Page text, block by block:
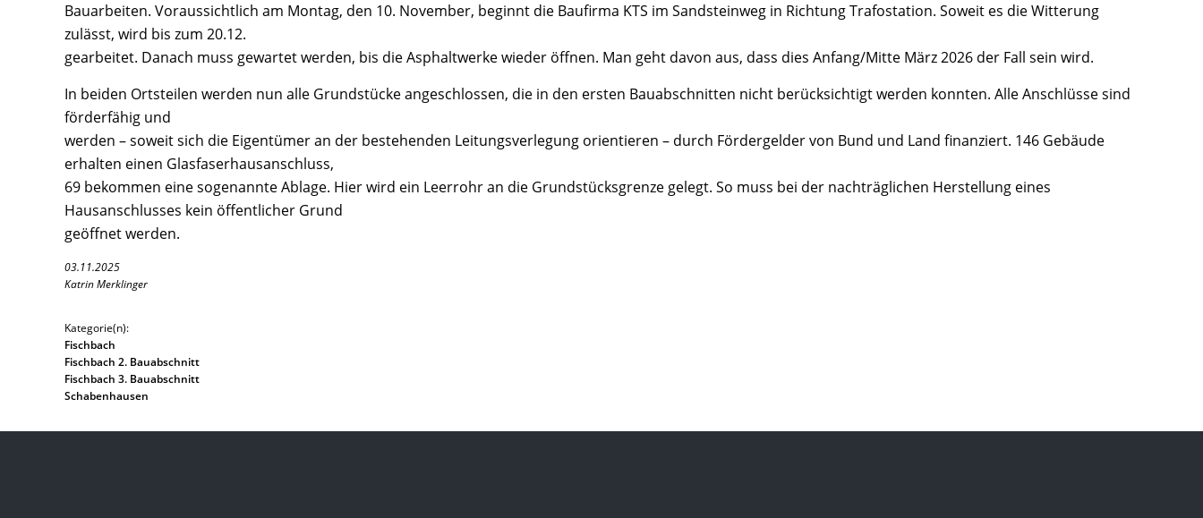
Bauarbeiten. Voraussichtlich am Montag, den 10. November, beginnt die Baufirma KTS im Sandsteinweg in Richtung Trafostation. Soweit es die Witterung
zulässt, wird bis zum 20.12.
gearbeitet. Danach muss gewartet werden, bis die Asphaltwerke wieder öffnen. Man geht davon aus, dass dies Anfang/Mitte März 2026 der Fall sein wird.
In beiden Ortsteilen werden nun alle Grundstücke angeschlossen, die in den ersten Bauabschnitten nicht berücksichtigt werden konnten. Alle Anschlüsse sind
förderfähig und
werden – soweit sich die Eigentümer an der bestehenden Leitungsverlegung orientieren – durch Fördergelder von Bund und Land finanziert. 146 Gebäude
erhalten einen Glasfaserhausanschluss,
69 bekommen eine sogenannte Ablage. Hier wird ein Leerrohr an die Grundstücksgrenze gelegt. So muss bei der nachträglichen Herstellung eines
Hausanschlusses kein öffentlicher Grund
geöffnet werden.
03.11.2025
Katrin Merklinger
Kategorie(n):
Fischbach
Fischbach 2. Bauabschnitt
Fischbach 3. Bauabschnitt
Schabenhausen